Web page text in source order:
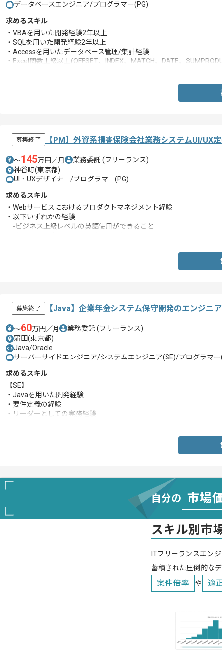
データベースエンジニア/プログラマー(PG)
求めるスキル
・VBAを用いた開発経験2年以上
・SQLを用いた開発経験2年以上
・Accessを用いたデータベース管理/集計経験
・Excel関数上級以上(OFFSET、INDEX、MATCH、DATE、
募集終了 【PM】外資系損害保険会社業務システムUI/UX
〜145万円／月 業務委託 (フリーランス)
神谷町(東京都)
UI・UXデザイナー/プログラマー(PG)
求めるスキル
・Webサービスにおけるプロダクトマネジメント経験
・以下いずれかの経験
-ビジネス上級レベルの英語使用ができること
募集終了 【Java】企業年金システム保守開発のエンジニ
〜60万円／月 業務委託 (フリーランス)
蒲田(東京都)
Java/Oracle
サーバーサイドエンジニア/システムエンジニア(SE)/プログラマー
求めるスキル
【SE】
・Javaを用いた開発経験
・要件定義の経験
・リーダーとしての実務経験
自分の 市場
スキル別市
ITフリーランスエン
蓄積された圧倒的な
案件倍率 や 適